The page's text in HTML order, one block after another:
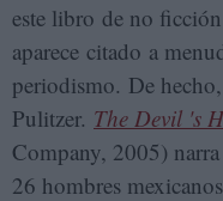
este libro de no
aparece citado a
periodismo. De
Pulitzer. The Devil 's
Company, 2005)
26 hombres